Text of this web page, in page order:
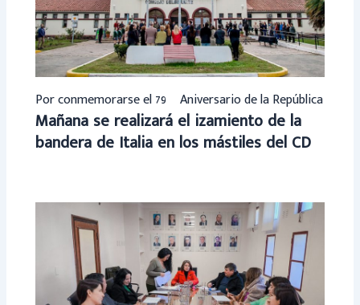
Por conmemorarse el 79º Aniversario de la República
Mañana se realizará el izamiento de la
bandera de Italia en los mástiles del CD